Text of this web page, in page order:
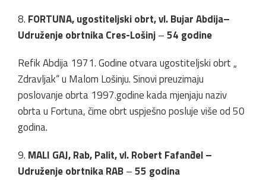
8. FORTUNA, ugostiteljski obrt, vl. Bujar Abdija–
Udruženje obrtnika Cres-Lošinj–54 godine
Refik Abdija 1971. Godine otvara ugostiteljski obrt „
Zdravljak“ u Malom Lošinju. Sinovi preuzimaju
poslovanje obrta 1997.godine kada mjenjaju naziv
obrta u Fortuna, čime obrt uspješno posluje više od 50
godina.
9. MALI GAJ, Rab, Palit, vl. Robert Fafanđel –
Udruženje obrtnika RAB–55 godina